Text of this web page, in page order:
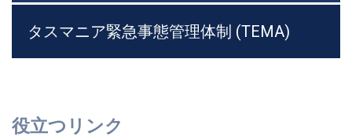
タスマニア緊急事態管理体制 (TEMA)
役立つリンク